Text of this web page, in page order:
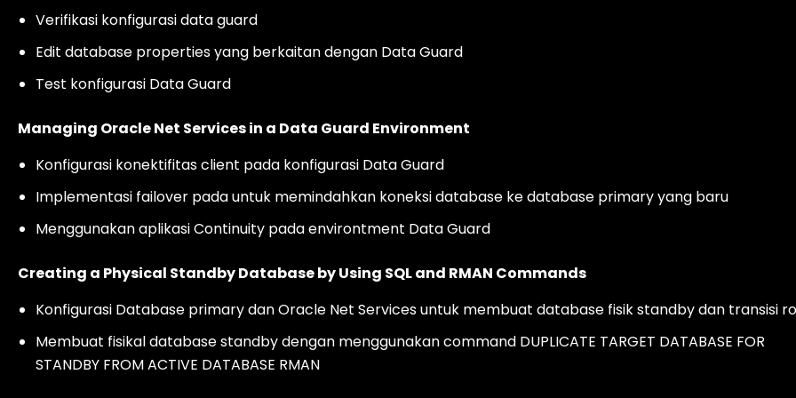
Verifikasi konfigurasi data guard
Edit database properties yang berkaitan dengan Data Guard
Test konfigurasi Data Guard
Managing Oracle Net Services in a Data Guard Environment
Konfigurasi konektifitas client pada konfigurasi Data Guard
Implementasi failover pada untuk memindahkan koneksi database ke database primary yang baru
Menggunakan aplikasi Continuity pada environtment Data Guard
Creating a Physical Standby Database by Using SQL and RMAN Commands
Konfigurasi Database primary dan Oracle Net Services untuk membuat database fisik standby dan transisi
Membuat fisikal database standby dengan menggunakan command DUPLICATE TARGET DATABASE FOR
STANDBY FROM ACTIVE DATABASE RMAN